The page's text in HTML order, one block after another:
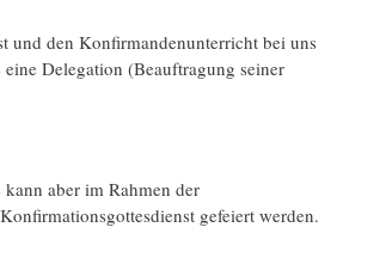
und den Konfirmandenunterricht bei uns
Delegation (Beauftragung seiner
aber im Rahmen der
gefeiert werden.